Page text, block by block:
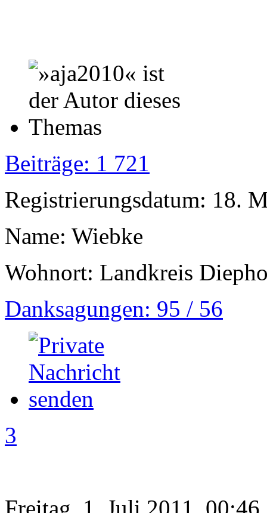
Beiträge: 1 721
Registrierungsdatum: 18.
Name: Wiebke
Wohnort: Landkreis
Danksagungen: 95 / 56
3
Freitag, 1. Juli 2011, 00:46